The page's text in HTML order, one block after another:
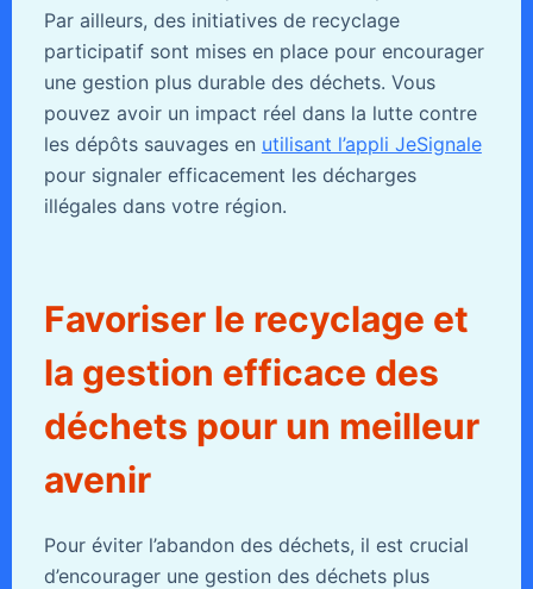
Par ailleurs, des initiatives de recyclage
participatif sont mises en place pour encourager
une gestion plus durable des déchets. Vous
pouvez avoir un impact réel dans la lutte contre
les dépôts sauvages en utilisant l’appli JeSignale
pour signaler efficacement les décharges
illégales dans votre région.
Favoriser le recyclage et
la gestion efficace des
déchets pour un meilleur
avenir
Pour éviter l’abandon des déchets, il est crucial
d’encourager une gestion des déchets plus